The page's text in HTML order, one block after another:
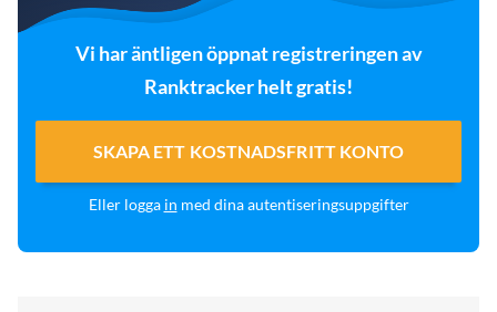
Vi har äntligen öppnat registreringen av
Ranktracker helt gratis!
SKAPA ETT KOSTNADSFRITT KONTO
Eller logga in med dina autentiseringsuppgifter